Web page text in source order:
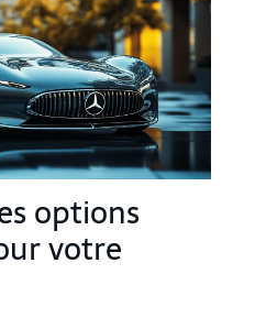
options
votre